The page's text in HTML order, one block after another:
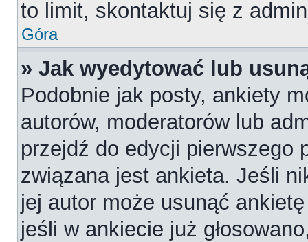
to limit, skontaktuj się z
Góra
» Jak wyedytować lub
Podobnie jak posty, ankiety
autorów, moderatorów lub
przejdź do edycji pierwszego
związana jest ankieta. Jeśli
jej autor może usunąć
jeśli w ankiecie już